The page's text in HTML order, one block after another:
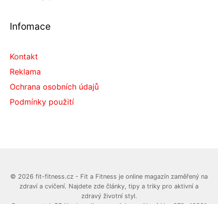
Infomace
Kontakt
Reklama
Ochrana osobních údajů
Podmínky použití
© 2026 fit-fitness.cz - Fit a Fitness je online magazín zaměřený na
zdraví a cvičení. Najdete zde články, tipy a triky pro aktivní a
zdravý životní styl.